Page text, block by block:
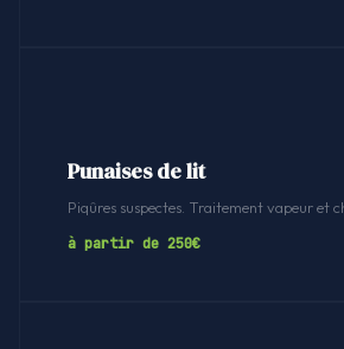
Punaises de lit
Piqûres suspectes. Traitement vapeur et
à partir de 250€